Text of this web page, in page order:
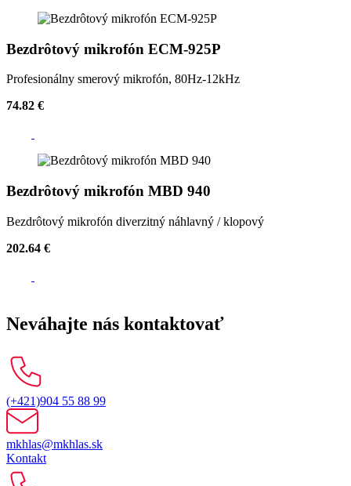
Bezdrôtový mikrofón ECM-925P
Profesionálny smerový mikrofón, 80Hz-12kHz
74.82 €
Bezdrôtový mikrofón MBD 940
Bezdrôtový mikrofón diverzitný náhlavný / klopový
202.64 €
Neváhajte nás kontaktovať
(+421)904 55 88 99
mkhlas@mkhlas.sk
Kontakt